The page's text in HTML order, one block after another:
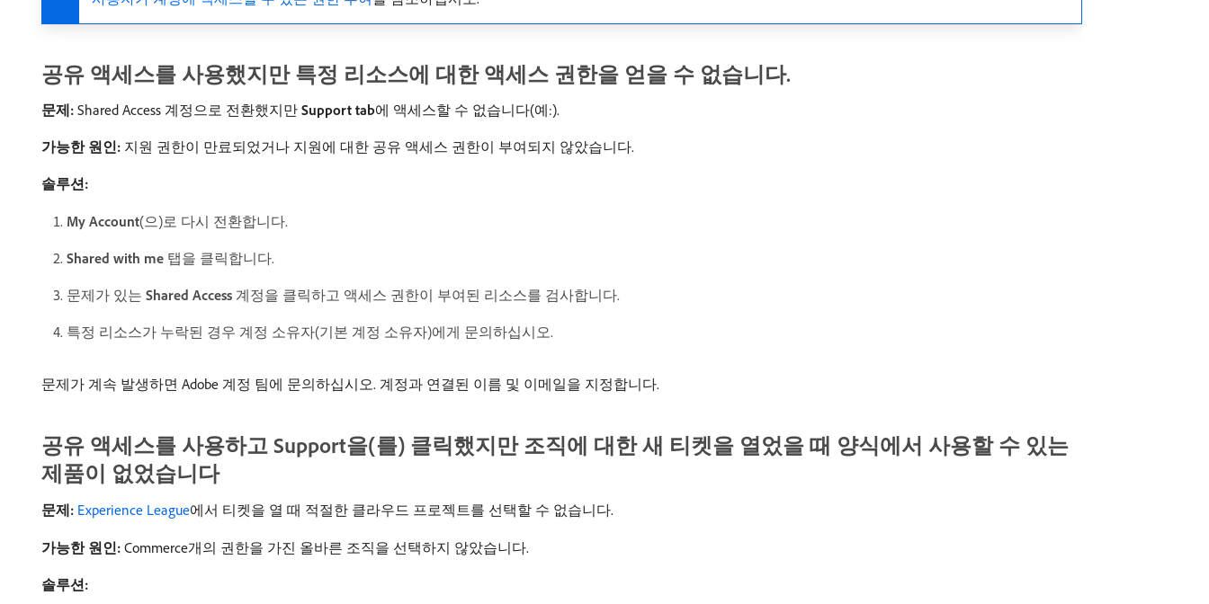
공유 액세스를 사용했지만 특정 리소스에 대한 액세스 권한을 얻을 수 없습니다.
문제: Shared Access 계정으로 전환했지만 Support tab​에 액세스할 수 없습니다(예:).
가능한 원인: 지원 권한이 만료되었거나 지원에 대한 공유 액세스 권한이 부여되지 않았습니다.
솔루션:
My Account(으)로 다시 전환합니다.
Shared with me 탭을 클릭합니다.
문제가 있는 Shared Access 계정을 클릭하고 액세스 권한이 부여된 리소스를 검사합니다.
특정 리소스가 누락된 경우 계정 소유자(기본 계정 소유자)에게 문의하십시오.
문제가 계속 발생하면 Adobe 계정 팀에 문의하십시오. 계정과 연결된 이름 및 이메일을 지정합니다.
공유 액세스를 사용하고 Support을(를) 클릭했지만 조직에 대한 새 티켓을 열었을 때 양식에서 사용할 수 있는
제품이 없었습니다
문제: Experience League에서 티켓을 열 때 적절한 클라우드 프로젝트를 선택할 수 없습니다.
가능한 원인: Commerce개의 권한을 가진 올바른 조직을 선택하지 않았습니다.
솔루션: